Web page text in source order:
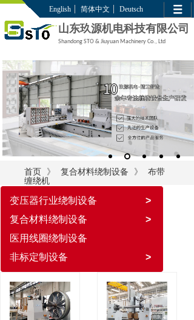
山东玖源机电科技有限公司
Shandong STO & Jiuyuan Machinery Co., Ltd
English 简体中文 Deutsch
首页 》 复合材料绕制设备 》
布带
缠绕机
变压器行业绕制设备
>
复合材料绕制设备
>
医用线圈绕制设备
非标定制设备
>